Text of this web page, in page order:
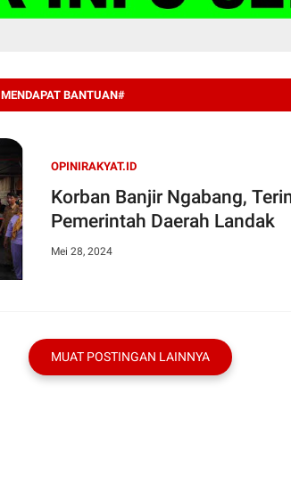
MENDAPAT BANTUAN#
OPINIRAKYAT.ID
Korban Banjir Ngabang,
Pemerintah Daerah Landak
Mei 28, 2024
MUAT POSTINGAN LAINNYA